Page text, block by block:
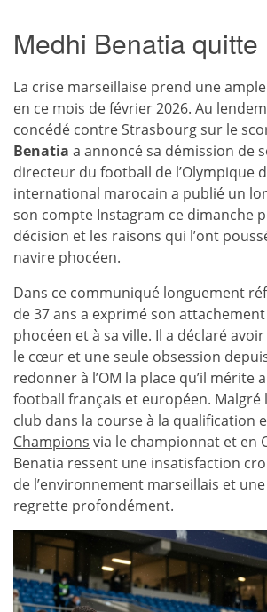
Medhi Benatia quitte
La crise marseillaise prend une
en ce mois de février 2026. Au
concédé contre Strasbourg sur le
Benatia a annoncé sa démission de
directeur du football de l’Olympique
international marocain a publié un
son compte Instagram ce dimanche
décision et les raisons qui l’ont
navire phocéen.
Dans ce communiqué longuement
de 37 ans a exprimé son
phocéen et à sa ville. Il a déclaré
le cœur et une seule obsession
redonner à l’OM la place qu’il mérite
football français et européen. Malgré
club dans la course à la qualification
Champions via le championnat et en
Benatia ressent une insatisfaction
de l’environnement marseillais et
regrette profondément.